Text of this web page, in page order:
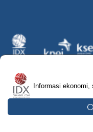
Informasi ekonomi,
© 2026 IDX